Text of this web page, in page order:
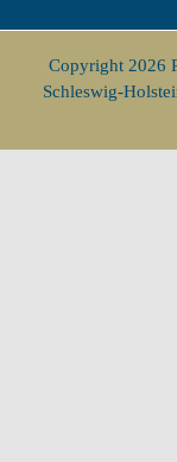
Copyright 2026
Schleswig-